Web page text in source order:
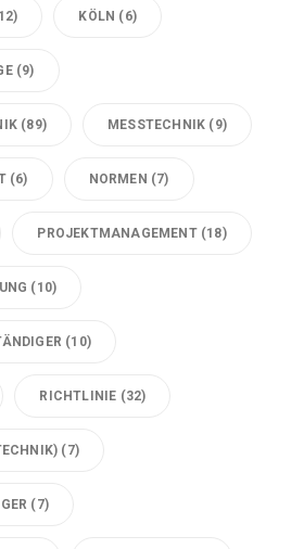
KÖLN (6)
(9)
(89) MESSTECHNIK (9)
(6) NORMEN (7)
PROJEKTMANAGEMENT(18)
(10)
(10)
RICHTLINIE (32)
(7)
(7)